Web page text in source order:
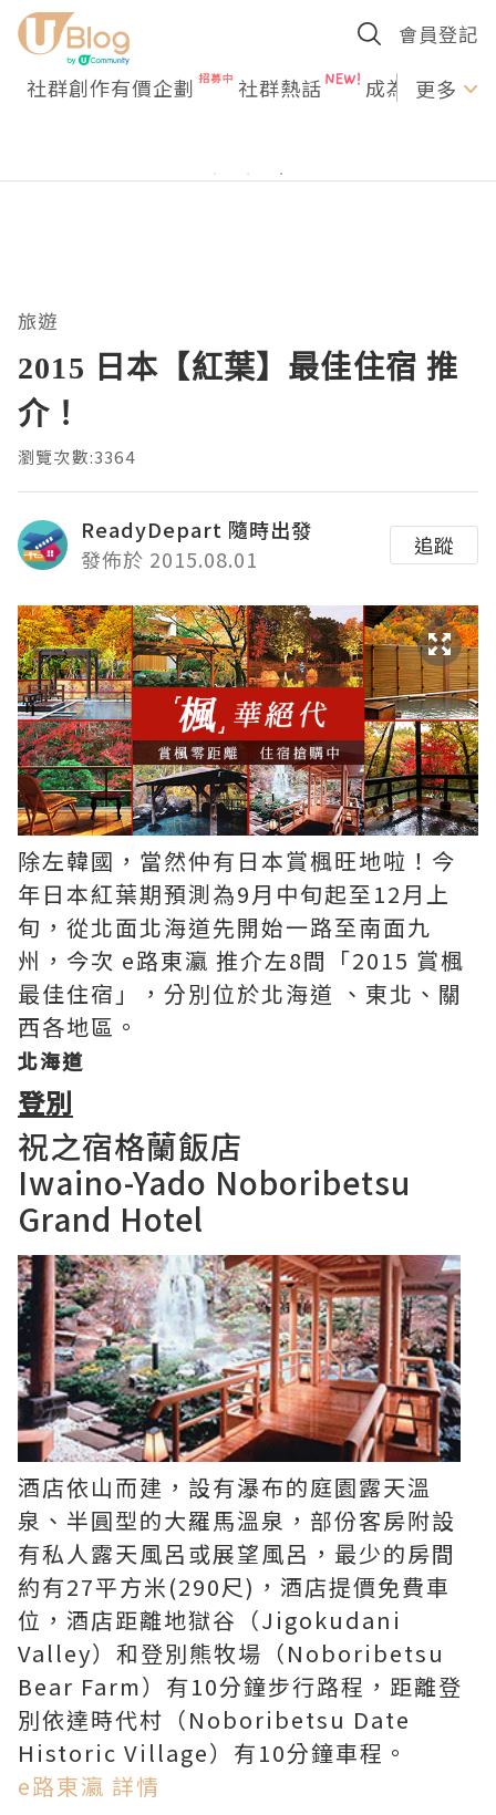
會員登記
社群創作有價企劃 社群熱話 成為U更多
旅遊
2015 日本【紅葉】最佳住宿 推
介！
瀏覽次數:3364
ReadyDepart 隨時出發
發佈於 2015.08.01
追蹤
除左韓國，當然仲有日本賞楓旺地啦！今
年日本紅葉期預測為9月中旬起至12月上
旬，從北面北海道先開始一路至南面九
州，今次 e路東瀛 推介左8間「2015 賞楓
最佳住宿」，分別位於北海道 、東北、關
西各地區。
北海道
登別
祝之宿格蘭飯店
Iwaino-Yado Noboribetsu
Grand Hotel
酒店依山而建，設有瀑布的庭園露天溫
泉、半圓型的大羅馬溫泉，部份客房附設
有私人露天風呂或展望風呂 ，最少的房間
約有27平方米(290尺)，酒店提價免費車
位，酒店距離地獄谷（Jigokudani
Valley）和登別熊牧場（Noboribetsu
Bear Farm）有10分鐘步行路程，距離登
別依達時代村（Noboribetsu Date
Historic Village）有10分鐘車程。
e路東瀛 詳情